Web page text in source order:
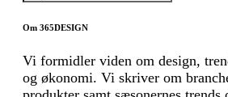
Om 365DESIGN
Vi formidler viden om design,
og økonomi. Vi skriver om